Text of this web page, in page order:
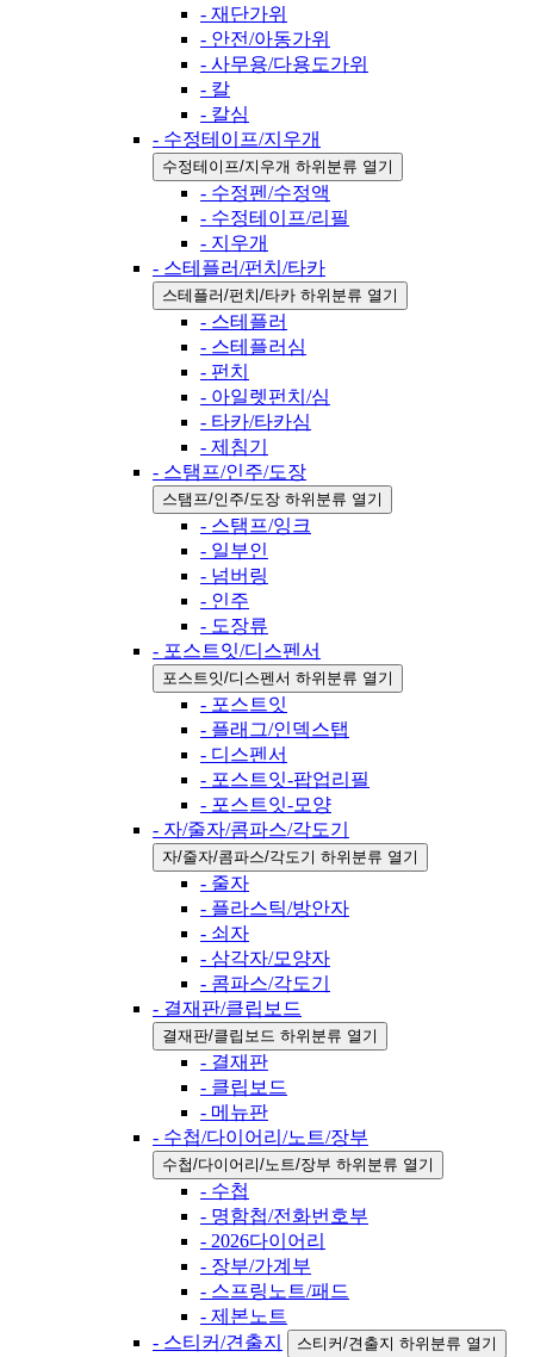
- 재단가위
- 안전/아동가위
- 사무용/다용도가위
- 칼
- 칼심
- 수정테이프/지우개
수정테이프/지우개 하위분류 열기
- 수정펜/수정액
- 수정테이프/리필
- 지우개
- 스테플러/펀치/타카
스테플러/펀치/타카 하위분류 열기
- 스테플러
- 스테플러심
- 펀치
- 아일렛펀치/심
- 타카/타카심
- 제침기
- 스탬프/인주/도장
스탬프/인주/도장 하위분류 열기
- 스탬프/잉크
- 일부인
- 넘버링
- 인주
- 도장류
- 포스트잇/디스펜서
포스트잇/디스펜서 하위분류 열기
- 포스트잇
- 플래그/인덱스탭
- 디스펜서
- 포스트잇-팝업리필
- 포스트잇-모양
- 자/줄자/콤파스/각도기
자/줄자/콤파스/각도기 하위분류 열기
- 줄자
- 플라스틱/방안자
- 쇠자
- 삼각자/모양자
- 콤파스/각도기
- 결재판/클립보드
결재판/클립보드 하위분류 열기
- 결재판
- 클립보드
- 메뉴판
- 수첩/다이어리/노트/장부
수첩/다이어리/노트/장부 하위분류 열기
- 수첩
- 명함첩/전화번호부
- 2026다이어리
- 장부/가계부
- 스프링노트/패드
- 제본노트
- 스티커/견출지
스티커/견출지 하위분류 열기